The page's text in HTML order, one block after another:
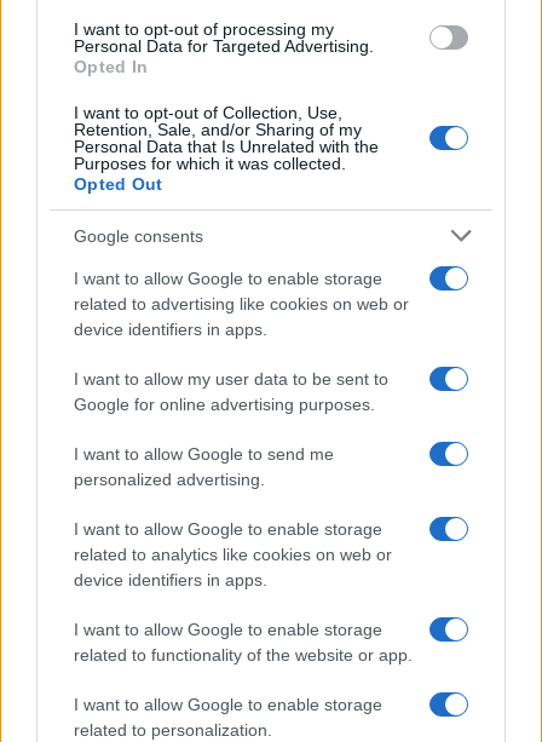
consent section.
I want to opt-out of processing my
Personal Data for Targeted Advertising.
Opted In
I want to opt-out of Collection, Use,
Retention, Sale, and/or Sharing of my
Personal Data that Is Unrelated with the
Purposes for which it was collected.
Opted Out
Google consents
I want to allow Google to enable storage
related to advertising like cookies on web or
device identifiers in apps.
I want to allow my user data to be sent to
Google for online advertising purposes.
I want to allow Google to send me
personalized advertising.
I want to allow Google to enable storage
related to analytics like cookies on web or
device identifiers in apps.
I want to allow Google to enable storage
related to functionality of the website or app.
I want to allow Google to enable storage
related to personalization.
Frase del giorno
Frasi da condividere
Poesie
Proverbi
Storie con morale
Frasi dei film
Frase film della settimana
Frasi film più lette
Incipit dei film
Elenco registi
Frasi sul cinema
SERVIZI
Mappa del sito
Privacy Policy
Cookie Policy
Foto con frasi belle
Indice degli autori